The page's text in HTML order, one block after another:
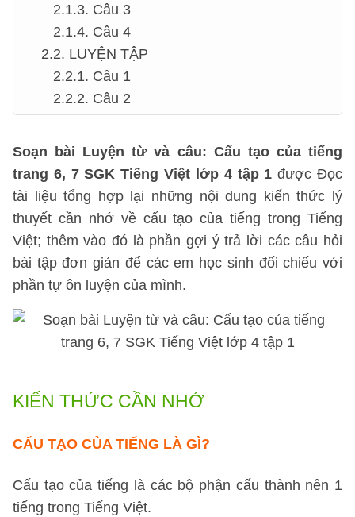
2.1.3. Câu 3
2.1.4. Câu 4
2.2. LUYỆN TẬP
2.2.1. Câu 1
2.2.2. Câu 2
Soạn bài Luyện từ và câu: Cấu tạo của tiếng
trang 6, 7 SGK Tiếng Việt lớp 4 tập 1 được Đọc
tài liệu tổng hợp lại những nội dung kiến thức lý
thuyết cần nhớ về cấu tạo của tiếng trong Tiếng
Việt; thêm vào đó là phần gợi ý trả lời các câu hỏi
bài tập đơn giản để các em học sinh đối chiếu với
phần tự ôn luyện của mình.
KIẾN THỨC CẦN NHỚ
CẤU TẠO CỦA TIẾNG LÀ GÌ?
Cấu tạo của tiếng là các bộ phận cấu thành nên 1
tiếng trong Tiếng Việt.